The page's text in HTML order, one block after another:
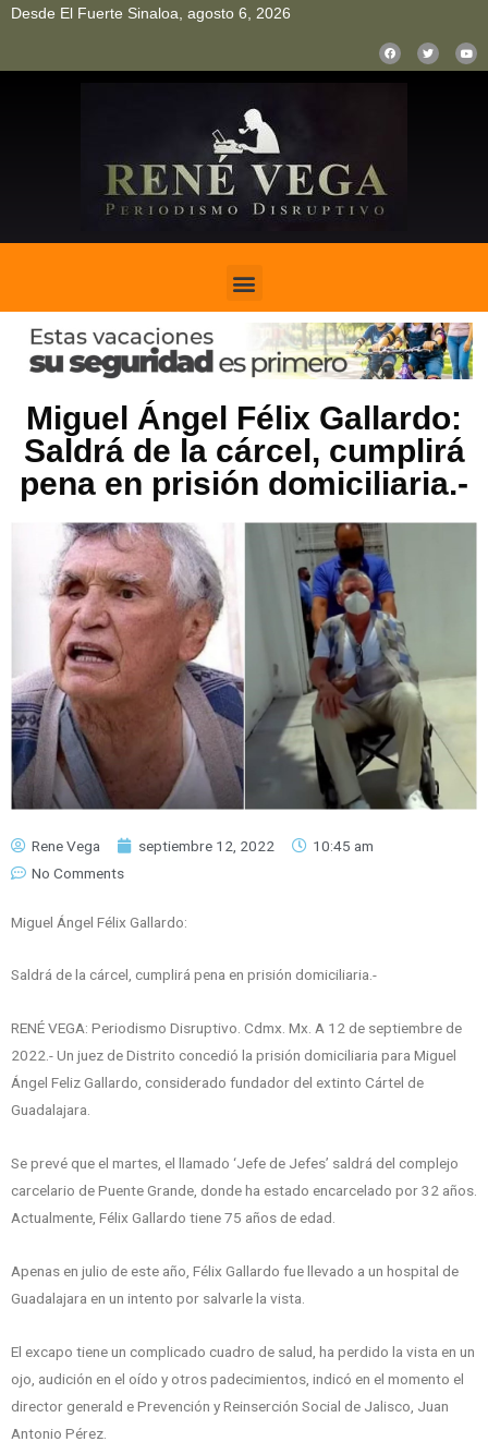
Desde El Fuerte Sinaloa, agosto 6, 2026
Miguel Ángel Félix Gallardo:
Saldrá de la cárcel, cumplirá
pena en prisión domiciliaria.-
Rene Vega septiembre 12, 2022
10:45 am
No Comments
Miguel Ángel Félix Gallardo:
Saldrá de la cárcel, cumplirá pena en prisión domiciliaria.-
RENÉ VEGA: Periodismo Disruptivo. Cdmx. Mx. A 12 de septiembre de
2022.- Un juez de Distrito concedió la prisión domiciliaria para Miguel
Ángel Feliz Gallardo, considerado fundador del extinto Cártel de
Guadalajara.
Se prevé que el martes, el llamado ‘Jefe de Jefes’ saldrá del complejo
carcelario de Puente Grande, donde ha estado encarcelado por 32 años.
Actualmente, Félix Gallardo tiene 75 años de edad.
Apenas en julio de este año, Félix Gallardo fue llevado a un hospital de
Guadalajara en un intento por salvarle la vista.
El excapo tiene un complicado cuadro de salud, ha perdido la vista en un
ojo, audición en el oído y otros padecimientos, indicó en el momento el
director generald e Prevención y Reinserción Social de Jalisco, Juan
Antonio Pérez.